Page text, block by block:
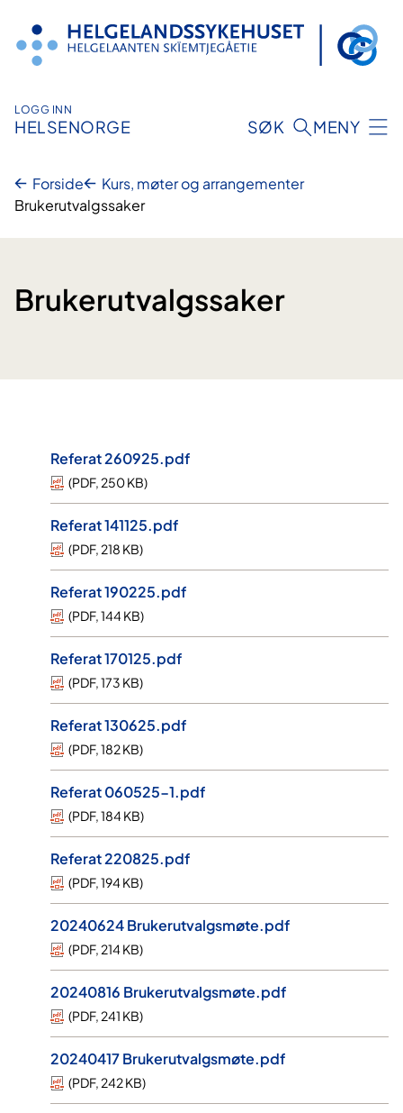
innhold
LOGG INN
HELSENORGE SØK MENY
Forside
Kurs, møter og arrangementer
Brukerutvalgssaker
Brukerutvalgssaker
Referat 260925.pdf
(PDF, 250 KB)
Referat 141125.pdf
(PDF, 218 KB)
Referat 190225.pdf
(PDF,144 KB)
Referat 170125.pdf
(PDF,173 KB)
Referat 130625.pdf
(PDF,182 KB)
Referat 060525-1.pdf
(PDF,184 KB)
Referat 220825.pdf
(PDF,194 KB)
20240624 Brukerutvalgsmøte.pdf
(PDF, 214 KB)
20240816 Brukerutvalgsmøte.pdf
(PDF, 241 KB)
20240417 Brukerutvalgsmøte.pdf
(PDF, 242 KB)